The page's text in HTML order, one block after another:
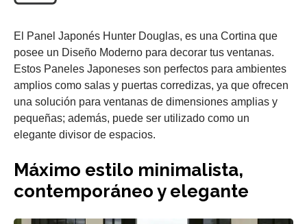
El Panel Japonés Hunter Douglas, es una Cortina que
posee un Diseño Moderno para decorar tus ventanas.
Estos Paneles Japoneses son perfectos para ambientes
amplios como salas y puertas corredizas, ya que ofrecen
una solución para ventanas de dimensiones amplias y
pequeñas; además, puede ser utilizado como un
elegante divisor de espacios.
Máximo estilo minimalista,
contemporáneo y elegante